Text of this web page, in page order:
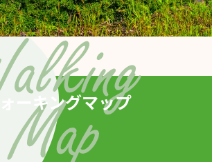
ォーキングマップ